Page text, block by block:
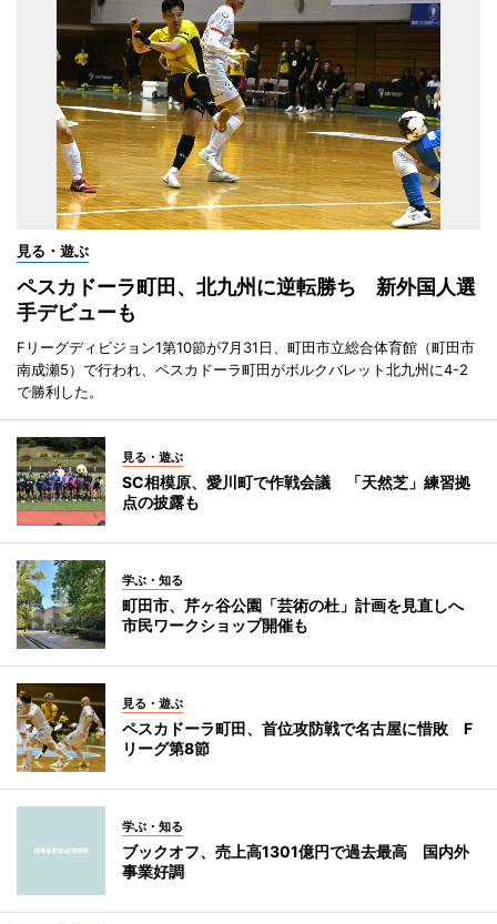
見る・遊ぶ
ペスカドーラ町田、北九州に逆転勝ち 新外国人選
手デビューも
Fリーグディビジョン1第10節が7月31日、町田市立総合体育館（町田市
南成瀬5）で行われ、ペスカドーラ町田がボルクバレット北九州に4-2
で勝利した。
見る・遊ぶ
SC相模原、愛川町で作戦会議 「天然芝」練習拠
点の披露も
学ぶ・知る
町田市、芹ヶ谷公園「芸術の杜」計画を見直しへ
市民ワークショップ開催も
見る・遊ぶ
ペスカドーラ町田、首位攻防戦で名古屋に惜敗 F
リーグ第8節
学ぶ・知る
ブックオフ、売上高1301億円で過去最高 国内外
事業好調